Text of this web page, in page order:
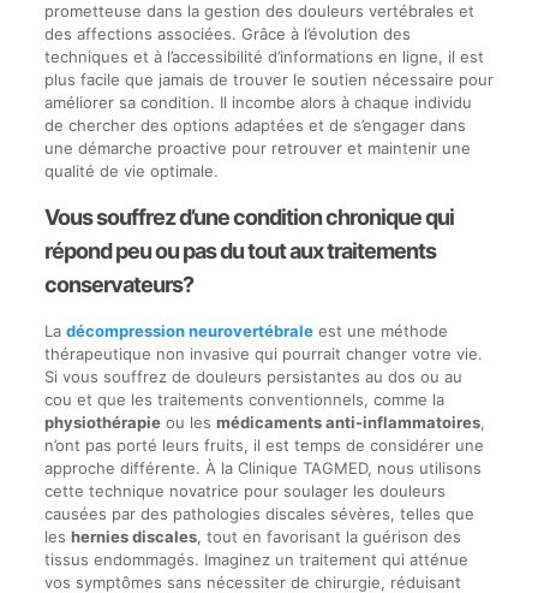
prometteuse dans la gestion des douleurs vertébrales et
des affections associées. Grâce à l’évolution des
techniques et à l’accessibilité d’informations en ligne, il est
plus facile que jamais de trouver le soutien nécessaire pour
améliorer sa condition. Il incombe alors à chaque individu
de chercher des options adaptées et de s’engager dans
une démarche proactive pour retrouver et maintenir une
qualité de vie optimale.
Vous souffrez d’une condition chronique qui
répond peu ou pas du tout aux traitements
conservateurs?
La décompression neurovertébraleest une méthode
thérapeutique non invasive qui pourrait changer votre vie.
Si vous souffrez de douleurs persistantes au dos ou au
cou et que les traitements conventionnels, comme la
physiothérapieou les médicaments anti-inflammatoires,
n’ont pas porté leurs fruits, il est temps de considérer une
approche différente. À la Clinique TAGMED, nous utilisons
cette technique novatrice pour soulager les douleurs
causées par des pathologies discales sévères, telles que
les hernies discales, tout en favorisant la guérison des
tissus endommagés. Imaginez un traitement qui atténue
vos symptômes sans nécessiter de chirurgie, réduisant